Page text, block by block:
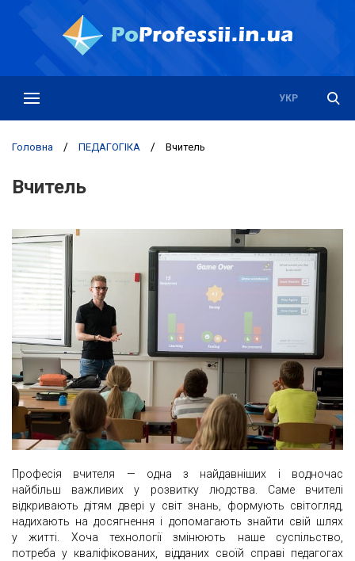
РУС
УКР
Головна / ПЕДАГОГІКА / Вчитель
Вчитель
Професія вчителя — одна з найдавніших і водночас
найбільш важливих у розвитку людства. Саме вчителі
відкривають дітям двері у світ знань, формують світогляд,
надихають на досягнення і допомагають знайти свій шлях
у житті. Хоча технології змінюють наше суспільство,
потреба у кваліфікованих, відданих своїй справі педагогах